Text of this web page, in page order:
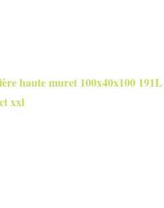
haute muret 100x40x100 191L
xxl